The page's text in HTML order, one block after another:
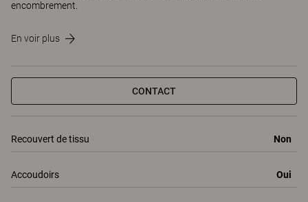
encombrement.
En voir plus
CONTACT
Recouvert de tissu Non
Accoudoirs Oui